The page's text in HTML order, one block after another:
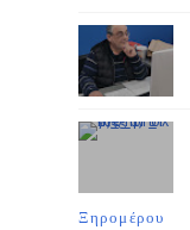
Ξηρομέρου